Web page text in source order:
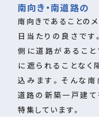
南向き・南道路の
南向きであることのメ
日当たりの良さです
側に道路があること
に遮られることなく
込みます。そんな南
道路の新築一戸建て
特集しています。